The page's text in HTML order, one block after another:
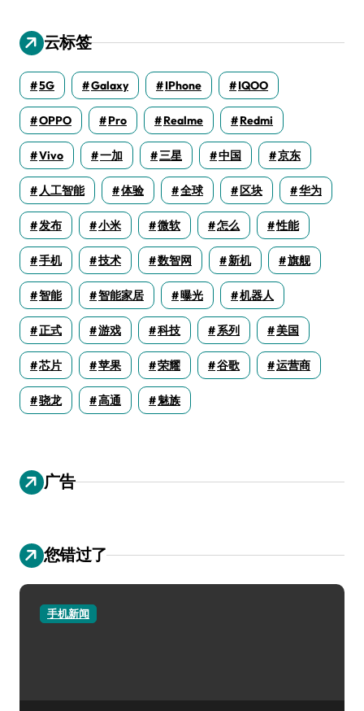
云标签
5G Galaxy IPhone IQOO
OPPO Pro Realme Redmi
Vivo 一加 三星 中国 京东
人工智能 体验 全球 区块 华为
发布 小米 微软 怎么 性能
手机 技术 数智网 新机 旗舰
智能 智能家居 曝光 机器人
正式 游戏 科技 系列 美国
芯片 苹果 荣耀 谷歌 运营商
骁龙 高通 魅族
广告
您错过了
手机新闻